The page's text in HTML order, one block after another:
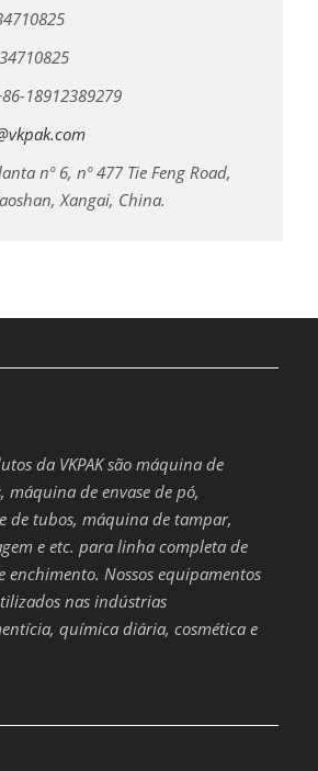
18912389279
nº 6, nº 477 Tie Feng Road,
Xangai, China.
da VKPAK são máquina de
máquina de envase de pó,
de tubos, máquina de tampar,
e etc. para linha completa de
enchimento. Nossos equipamentos
nas indústrias
química diária, cosmética e